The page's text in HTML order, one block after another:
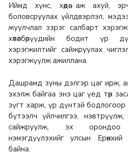
Иймд хүнс, хөдөө аж ахуй,
боловсруулах үйлдвэрлэл,
жуулчлал зэрэг салбарт
хөтөлбөрүүдийн бодит үр
хэрэгжилтийг сайжруулах
хэрэгжүүлж ажиллана.
Дашрамд зуны дэлгэр цаг ирж,
эхэлж байгаа энэ цаг үед төр
зүгт харж, үр дүнтэй
бүтээлч үйлчилгээ,
сайжруулж, эх орондоо
нэмэгдүүлэхийг улсын
байна.